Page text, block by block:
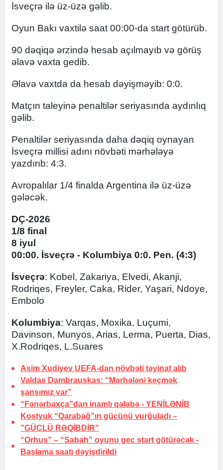
İsveçrə ilə üz-üzə gəlib.
Oyun Bakı vaxtilə saat 00:00-da start götürüb.
90 dəqiqə ərzində hesab açılmayıb və görüş
əlavə vaxta gedib.
Əlavə vaxtda da hesab dəyişməyib: 0:0.
Matçın taleyinə penaltilər seriyasında aydınlıq
gəlib.
Penaltilər seriyasında daha dəqiq oynayan
İsveçrə millisi adını növbəti mərhələyə
yazdırıb: 4:3.
Avropalılar 1/4 finalda Argentina ilə üz-üzə
gələcək.
DÇ-2026
1/8 final
8 iyul
00:00. İsveçrə - Kolumbiya 0:0. Pen. (4:3)
İsveçrə: Kobel, Zakariya, Elvedi, Akanji,
Rodriqes, Freyler, Caka, Rider, Yaşari, Ndoye,
Embolo
Kolumbiya: Varqas, Moxika, Luçumi,
Davinson, Munyos, Arias, Lerma, Puerta, Dias,
X.Rodriqes, L.Suares
Asim Xudiyev UEFA-dan növbəti təyinat alıb
Valdas Dambrauskas: “Mərhələni keçmək
şansımız var”
“Fənərbaxça”dan inamlı qələbə - YENİLƏNİB
Kostyuk “Qarabağ”ın gücünü vurğuladı –
”GÜCLÜ RƏQİBDİR”
“Orhus” – “Sabah” oyunu gec start götürəcək -
Başlama saatı dəyişdirildi